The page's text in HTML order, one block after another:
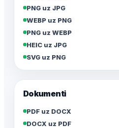
PNG uz JPG
WEBP uz PNG
PNG uz WEBP
HEIC uz JPG
SVG uz PNG
Dokumenti
PDF uz DOCX
DOCX uz PDF